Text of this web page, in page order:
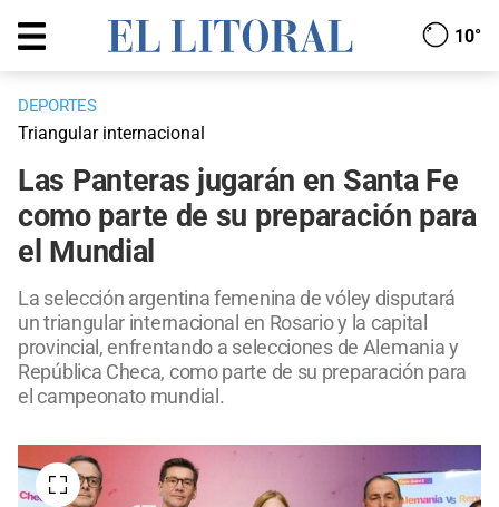
10°
DEPORTES
Triangular internacional
Las Panteras jugarán en Santa Fe
como parte de su preparación para
el Mundial
La selección argentina femenina de vóley disputará
un triangular internacional en Rosario y la capital
provincial, enfrentando a selecciones de Alemania y
República Checa, como parte de su preparación para
el campeonato mundial.